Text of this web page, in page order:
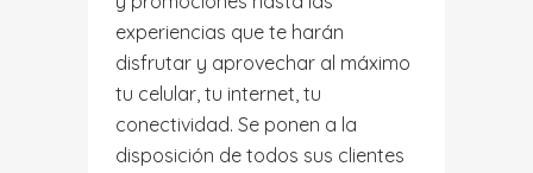
experiencias que te harán
disfrutar y aprovechar al máximo
tu celular, tu internet, tu
conectividad. Se ponen a la
disposición de todos sus clientes